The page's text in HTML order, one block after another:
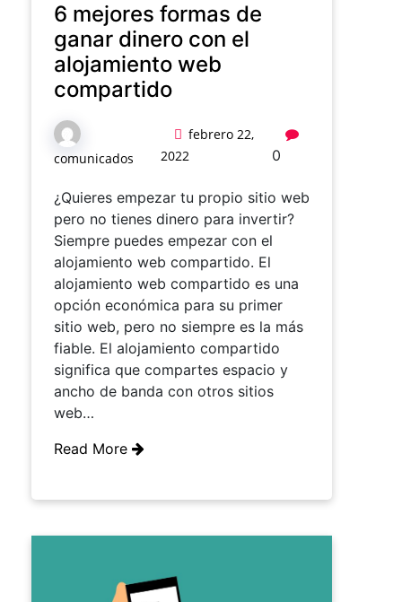
6 mejores formas de
ganar dinero con el
alojamiento web
compartido
comunicados
febrero 22,
2022
0
¿Quieres empezar tu propio sitio web
pero no tienes dinero para invertir?
Siempre puedes empezar con el
alojamiento web compartido. El
alojamiento web compartido es una
opción económica para su primer
sitio web, pero no siempre es la más
fiable. El alojamiento compartido
significa que compartes espacio y
ancho de banda con otros sitios
web…
Read More